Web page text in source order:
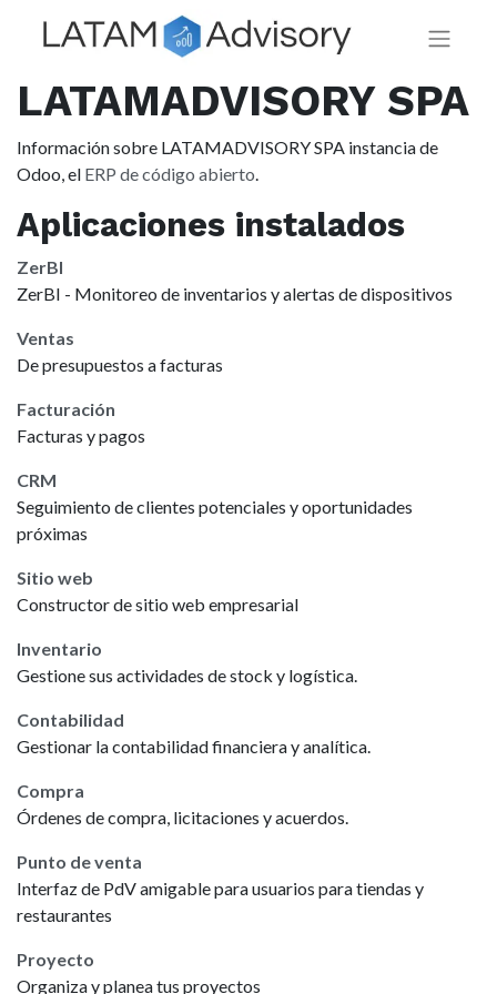
LATAMADVISORY SPA
Información sobre LATAMADVISORY SPA instancia de
Odoo, el ERP de código abierto.
Aplicaciones instalados
ZerBI
ZerBI - Monitoreo de inventarios y alertas de dispositivos
Ventas
De presupuestos a facturas
Facturación
Facturas y pagos
CRM
Seguimiento de clientes potenciales y oportunidades
próximas
Sitio web
Constructor de sitio web empresarial
Inventario
Gestione sus actividades de stock y logística.
Contabilidad
Gestionar la contabilidad financiera y analítica.
Compra
Órdenes de compra, licitaciones y acuerdos.
Punto de venta
Interfaz de PdV amigable para usuarios para tiendas y
restaurantes
Proyecto
Organiza y planea tus proyectos